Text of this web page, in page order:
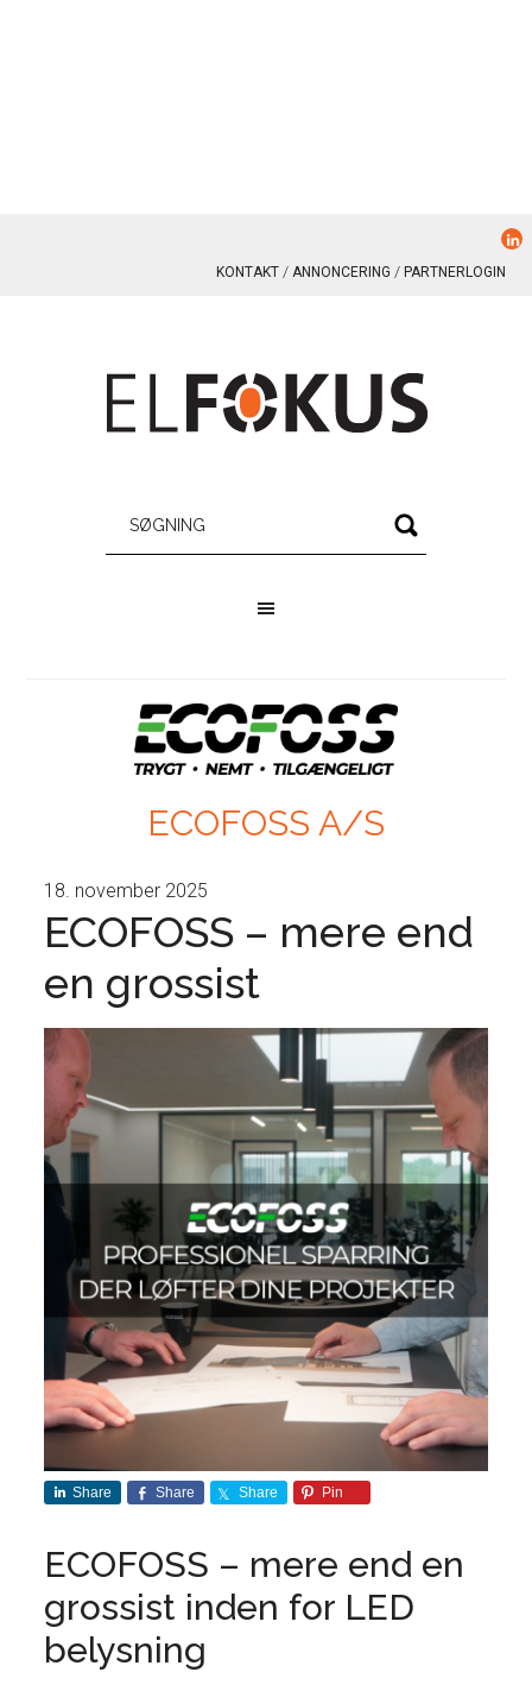
KONTAKT ANNONCERING PARTNERLOGIN
ECOFOSS A/S
18. november 2025
ECOFOSS – mere end
en grossist
Share Share Share Pin
ECOFOSS – mere end en
grossist inden for LED
belysning